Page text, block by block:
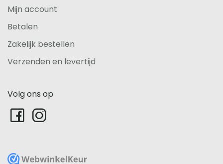
Mijn account
Betalen
Zakelijk bestellen
Verzenden en levertijd
Volg ons op
WebwinkelKeur